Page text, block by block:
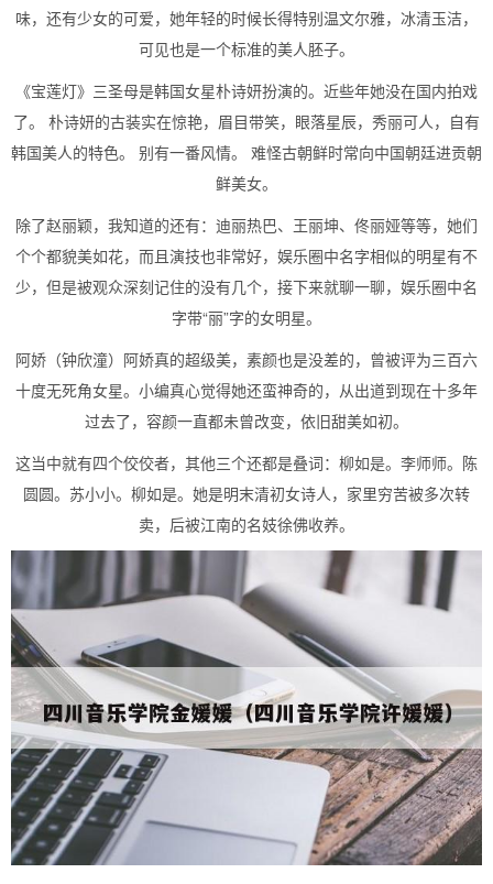
味，还有少女的可爱，她年轻的时候长得特别温文尔雅，冰清玉洁，
可见也是一个标准的美人胚子。
《宝莲灯》三圣母是韩国女星朴诗妍扮演的。近些年她没在国内拍戏
了。 朴诗妍的古装实在惊艳，眉目带笑，眼落星辰，秀丽可人，自有
韩国美人的特色。 别有一番风情。 难怪古朝鲜时常向中国朝廷进贡朝
鲜美女。
除了赵丽颖，我知道的还有：迪丽热巴、王丽坤、佟丽娅等等，她们
个个都貌美如花，而且演技也非常好，娱乐圈中名字相似的明星有不
少，但是被观众深刻记住的没有几个，接下来就聊一聊，娱乐圈中名
字带“丽”字的女明星。
阿娇（钟欣潼）阿娇真的超级美，素颜也是没差的，曾被评为三百六
十度无死角女星。小编真心觉得她还蛮神奇的，从出道到现在十多年
过去了，容颜一直都未曾改变，依旧甜美如初。
这当中就有四个佼佼者，其他三个还都是叠词：柳如是。李师师。陈
圆圆。苏小小。柳如是。她是明末清初女诗人，家里穷苦被多次转
卖，后被江南的名妓徐佛收养。